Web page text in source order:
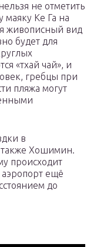
не отметить
маяку Ке Га на
живописный вид
будет для
«тхай чай», и
гребцы при
пляжа могут
в
Хошимин.
происходит
аэропорт ещё
до